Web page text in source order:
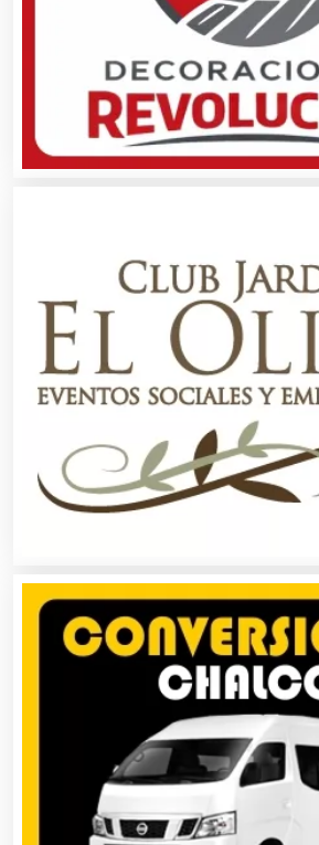
Centros Turísticos
Cerrajerías
Cibercafés
Clínicas de Rehabilitación
Clínicas y Hospitales
Clubes Deportivos
Cocinas Integrales
Combustibles y Lubricantes
Compresores de aire
Computadoras
Conferencias Empresariales